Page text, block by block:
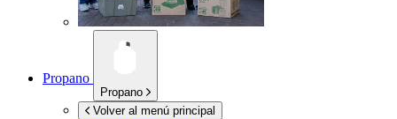
Propano
Propano
Volver al menú principal